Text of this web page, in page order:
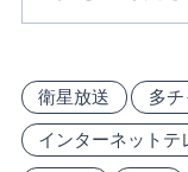
衛星放送 多
インターネットテ